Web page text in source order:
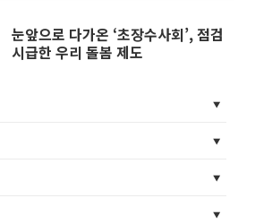
눈앞으로 다가온 ‘초장수사회’, 점검
시급한 우리 돌봄 제도